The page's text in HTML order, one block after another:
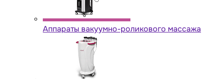
Аппараты вакуумно-роликового массажа